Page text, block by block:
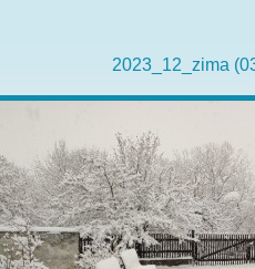
2023_12_zima